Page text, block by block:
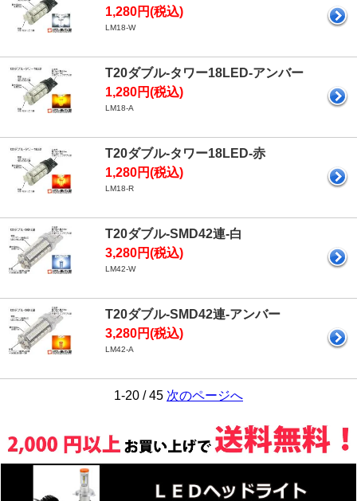
1,280円(税込)
LM18-W
T20ダブル-タワー18LED-アンバー
1,280円(税込)
LM18-A
T20ダブル-タワー18LED-赤
1,280円(税込)
LM18-R
T20ダブル-SMD42連-白
3,280円(税込)
LM42-W
T20ダブル-SMD42連-アンバー
3,280円(税込)
LM42-A
1-20 / 45 次のページへ